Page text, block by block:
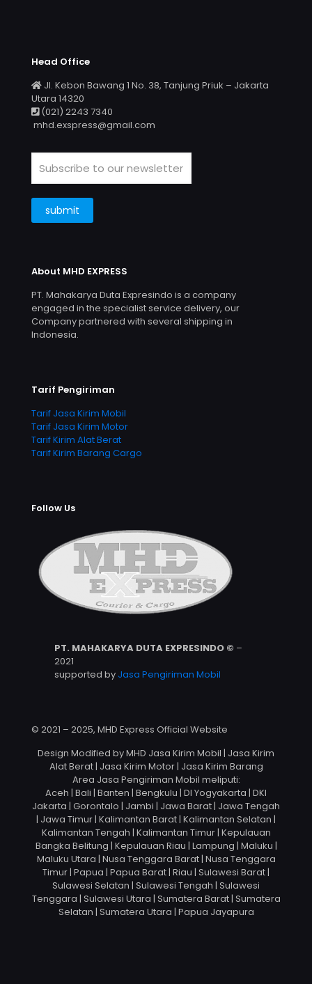
Head Office
Jl. Kebon Bawang 1 No. 38, Tanjung Priuk – Jakarta
Utara 14320
(021) 2243 7340
mhd.exspress@gmail.com
About MHD EXPRESS
PT. Mahakarya Duta Expresindo is a company
engaged in the specialist service delivery, our
Company partnered with several shipping in
Indonesia.
Tarif Pengiriman
Tarif Jasa Kirim Mobil
Tarif Jasa Kirim Motor
Tarif Kirim Alat Berat
Tarif Kirim Barang Cargo
Follow Us
PT. MAHAKARYA DUTA EXPRESINDO © –
2021
supported by Jasa Pengiriman Mobil
© 2021 – 2025, MHD Express Official Website
Design Modified by MHD Jasa Kirim Mobil | Jasa Kirim
Alat Berat | Jasa Kirim Motor | Jasa Kirim Barang
Area Jasa Pengiriman Mobil meliputi:
Aceh | Bali | Banten | Bengkulu | DI Yogyakarta | DKI
Jakarta | Gorontalo | Jambi | Jawa Barat | Jawa Tengah
| Jawa Timur | Kalimantan Barat | Kalimantan Selatan |
Kalimantan Tengah | Kalimantan Timur | Kepulauan
Bangka Belitung | Kepulauan Riau | Lampung | Maluku |
Maluku Utara | Nusa Tenggara Barat | Nusa Tenggara
Timur | Papua | Papua Barat | Riau | Sulawesi Barat |
Sulawesi Selatan | Sulawesi Tengah | Sulawesi
Tenggara | Sulawesi Utara | Sumatera Barat | Sumatera
Selatan | Sumatera Utara | Papua Jayapura